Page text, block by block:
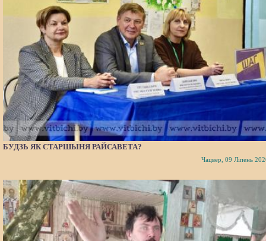
БУДЗЬ ЯК СТАРШЫНЯ РАЙСАВЕТА?
Чацвер, 09 Ліпень